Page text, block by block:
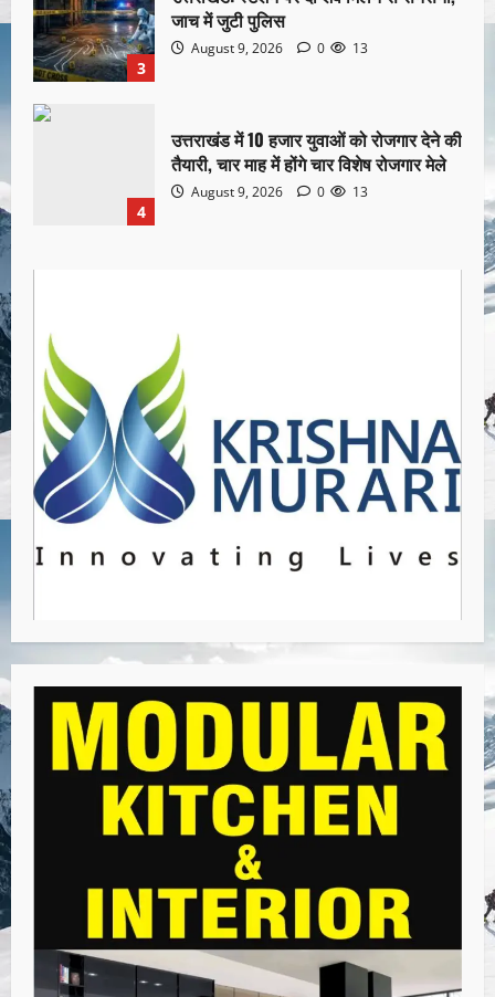
3
जाच में जुटी पुलिस
August 9, 2026 0 13
4
उत्तराखंड में 10 हजार युवाओं को रोजगार देने की
तैयारी, चार माह में होंगे चार विशेष रोजगार मेले
August 9, 2026 0 13